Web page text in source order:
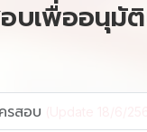
บเพื่ออนุมั
รสอบ